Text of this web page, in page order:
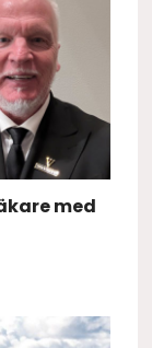
med